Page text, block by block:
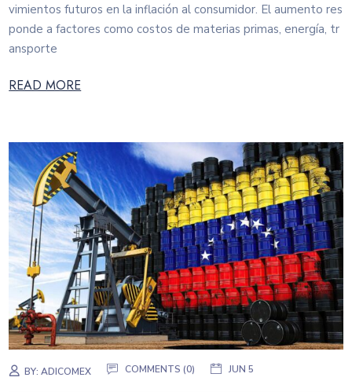
vimientos futuros en la inflación al consumidor. El aumento res
ponde a factores como costos de materias primas, energía, tr
ansporte
READ MORE
BY:ADICOMEX COMMENTS (0) JUN 5